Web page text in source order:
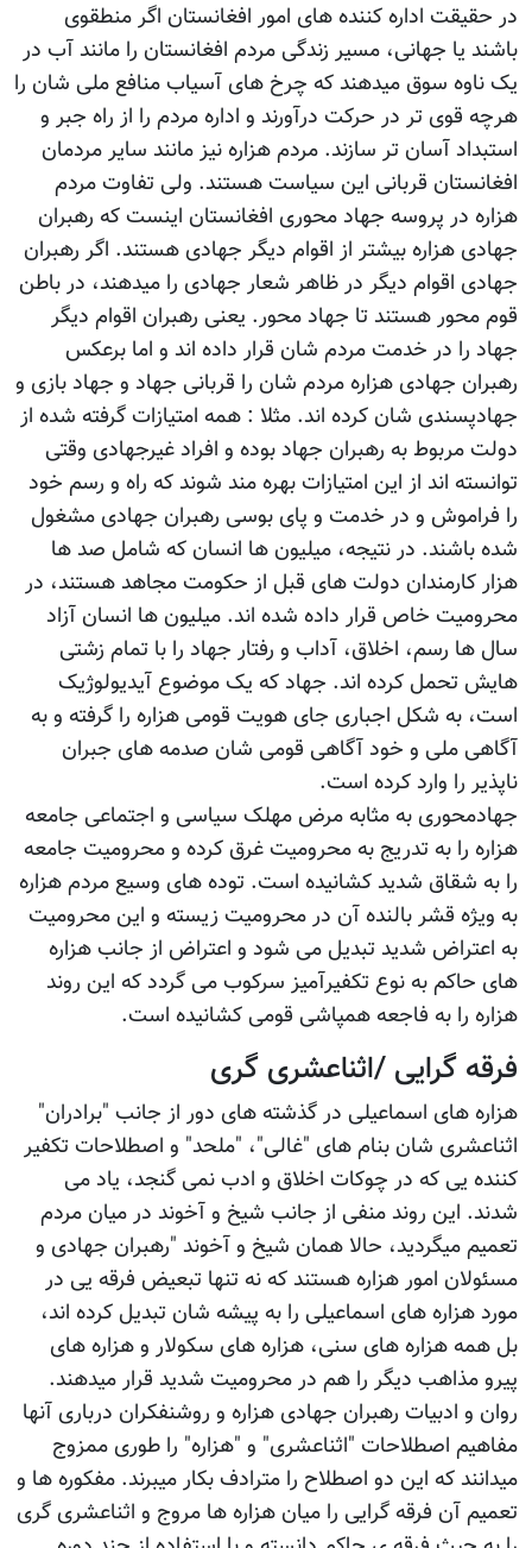
در حقیقت اداره کننده های امور افغانستان اگر منطقوی
باشند یا جهانی، مسیر زندگی مردم افغانستان را مانند آب در
یک ناوه سوق میدهند که چرخ های آسیاب منافع ملی شان را
هرچه قوی تر در حرکت درآورند و اداره مردم را از راه جبر و
استبداد آسان تر سازند. مردم هزاره نیز مانند سایر مردمان
افغانستان قربانی این سیاست هستند. ولی تفاوت مردم
هزاره در پروسه جهاد محوری افغانستان اینست که رهبران
جهادی هزاره بیشتر از اقوام دیگر جهادی هستند. اگر رهبران
جهادی اقوام دیگر در ظاهر شعار جهادی را میدهند، در باطن
قوم محور هستند تا جهاد محور. یعنی رهبران اقوام دیگر
جهاد را در خدمت مردم شان قرار داده اند و اما برعکس
رهبران جهادی هزاره مردم شان را قربانی جهاد و جهاد بازی و
جهادپسندی شان کرده اند. مثلا : همه امتیازات گرفته شده از
دولت مربوط به رهبران جهاد بوده و افراد غیرجهادی وقتی
توانسته اند از این امتیازات بهره مند شوند که راه و رسم خود
را فراموش و در خدمت و پای بوسی رهبران جهادی مشغول
شده باشند. در نتیجه، میلیون ها انسان که شامل صد ها
هزار کارمندان دولت های قبل از حکومت مجاهد هستند، در
محرومیت خاص قرار داده شده اند. میلیون ها انسان آزاد
سال ها رسم، اخلاق، آداب و رفتار جهاد را با تمام زشتی
هایش تحمل کرده اند. جهاد که یک موضوع آیدیولوژیک
است، به شکل اجباری جای هویت قومی هزاره را گرفته و به
آگاهی ملی و خود آگاهی قومی شان صدمه های جبران
ناپذیر را وارد کرده است.
جهادمحوری به مثابه مرض مهلک سیاسی و اجتماعی جامعه
هزاره را به تدریج به محرومیت غرق کرده و محرومیت جامعه
را به شقاق شدید کشانیده است. توده های وسیع مردم هزاره
به ویژه قشر بالنده آن در محرومیت زیسته و این محرومیت
به اعتراض شدید تبدیل می شود و اعتراض از جانب هزاره
های حاکم به نوع تکفیرآمیز سرکوب می گردد که این روند
هزاره را به فاجعه همپاشی قومی کشانیده است.
فرقه گرایی /اثناعشری گری
هزاره های اسماعیلی در گذشته های دور از جانب "برادران"
اثناعشری شان بنام های "غالی"، "ملحد" و اصطلاحات تکفیر
کننده یی که در چوکات اخلاق و ادب نمی گنجد، یاد می
شدند. این روند منفی از جانب شیخ و آخوند در میان مردم
تعمیم میگردید، حالا همان شیخ و آخوند "رهبران جهادی و
مسئولان امور هزاره هستند که نه تنها تبعیض فرقه یی در
مورد هزاره های اسماعیلی را به پیشه شان تبدیل کرده اند،
بل همه هزاره های سنی، هزاره های سکولار و هزاره های
پیرو مذاهب دیگر را هم در محرومیت شدید قرار میدهند.
روان و ادبیات رهبران جهادی هزاره و روشنفکران درباری آنها
مفاهیم اصطلاحات "اثناعشری" و "هزاره" را طوری ممزوج
میدانند که این دو اصطلاح را مترادف بکار میبرند. مفکوره ها و
تعمیم آن فرقه گرایی را میان هزاره ها مروج و اثناعشری گری